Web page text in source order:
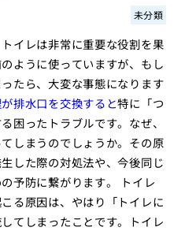
未分類
イレは非常に重要な役割を果
ように使っていますが、もし
たら、大変な事態になります
排水口を交換すると特に「つ
困ったトラブルです。なぜ、
しまうのでしょうか。その原
した際の対処法や、今後同じ
予防に繋がります。 トイレ
る原因は、やはり「トイレに
てしまったことです。トイレ